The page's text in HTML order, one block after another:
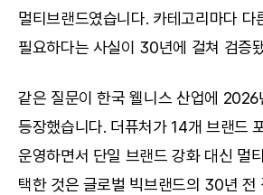
멀티브랜드였습니다. 카테고리마다 다
필요하다는 사실이 30년에 걸쳐 검증
같은 질문이 한국 웰니스 산업에 2026
등장했습니다. 더퓨처가 14개 브랜드
운영하면서 단일 브랜드 강화 대신 멀
택한 것은 글로벌 빅브랜드의 30년 전